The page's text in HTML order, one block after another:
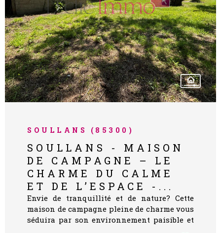
SOULLANS (85300)
SOULLANS - MAISON
DE CAMPAGNE – LE
CHARME DU CALME
ET DE L’ESPACE -...
Envie de tranquillité et de nature? Cette
maison de campagne pleine de charme vous
séduira par son environnement paisible et
VOIR LE BIEN